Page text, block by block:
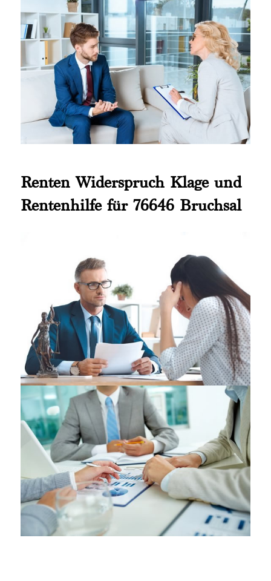
Renten Widerspruch Klage und
Rentenhilfe für 76646 Bruchsal